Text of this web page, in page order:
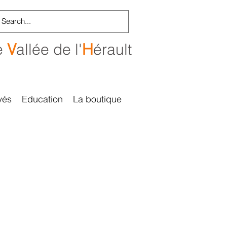
Vallée de l'Hérault
Education La boutique